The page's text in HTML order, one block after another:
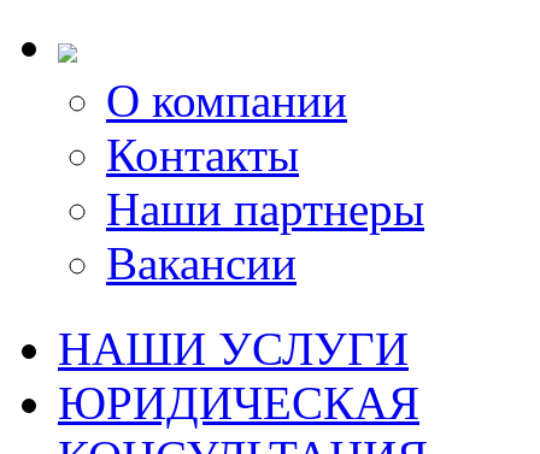
О компании
Контакты
Наши партнеры
Вакансии
НАШИ УСЛУГИ
ЮРИДИЧЕСКАЯ